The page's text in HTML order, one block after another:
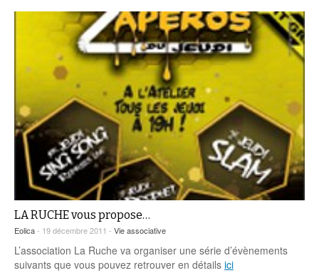
LA RUCHE vous propose…
Eolica- 19 décembre 2011 - Vie associative
L’association La Ruche va organiser une série d’évènements
suivants que vous pouvez retrouver en détails ici